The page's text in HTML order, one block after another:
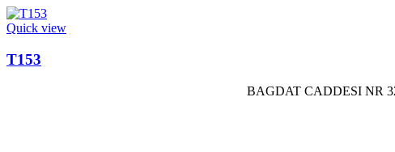
Quick view
T153
BAGDAT CADDESI NR